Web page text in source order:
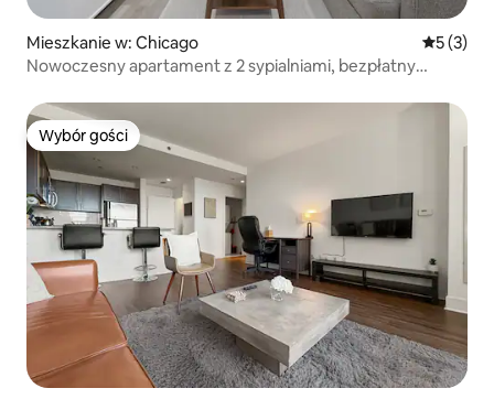
Mieszkanie w: Chicago Średnia
5 (3)
Nowoczesny apartament z 2 sypialniami, bezpłatny
Wybór gości
Wybór gości